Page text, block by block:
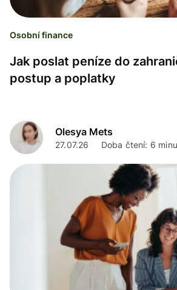
Osobní finance
Jak poslat peníze do
postup a poplatky
Olesya Mets
27.07.26 Doba čtení: 6